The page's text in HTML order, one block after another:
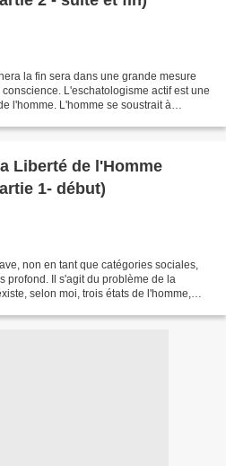
la fin sera dans une grande mesure
L'eschatologisme actif est une
l'homme. L'homme se soustrait à
Liberté de l'Homme
1- début)
non en tant que catégories sociales,
profond. Il s'agit du problème de la
selon moi, trois états de l'homme,